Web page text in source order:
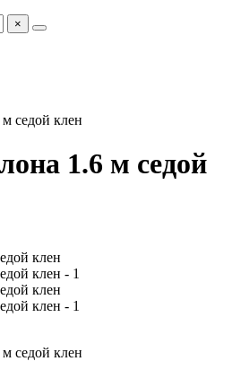
×
седой клен
1.6 м седой
седой клен